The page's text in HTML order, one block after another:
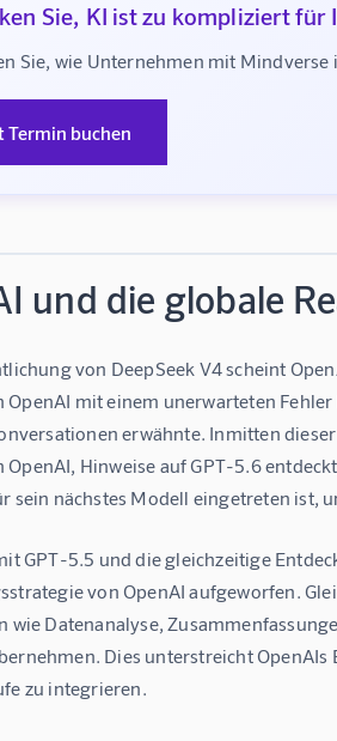
Sie, KI ist zu kompliziert für
Sie, wie Unternehmen mit
Termin buchen
und die globale
von DeepSeek V4 scheint
OpenAI mit einem unerwarteten
erwähnte. Inmitten
OpenAI, Hinweise auf GPT-5.6
sein nächstes Modell eingetreten ist,
GPT-5.5 und die gleichzeitige
von OpenAI aufgeworfen.
wie Datenanalyse,
Dies unterstreicht
zu integrieren.